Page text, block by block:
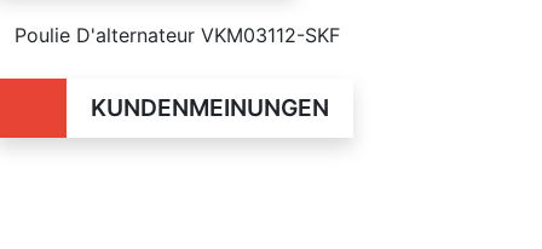
Poulie D'alternateur VKM03112-SKF
KUNDENMEINUNGEN